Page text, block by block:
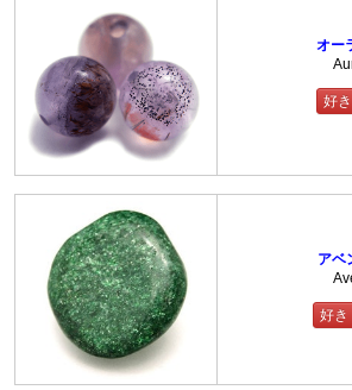
オー
好き
アベ
好き